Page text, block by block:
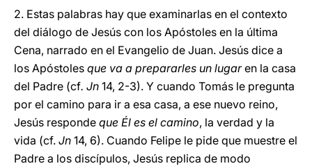
2. Estas palabras hay que examinarlas en el contexto
del diálogo de Jesús con los Apóstoles en la última
Cena, narrado en el Evangelio de Juan. Jesús dice a
los Apóstoles que va a prepararles un lugaren la casa
del Padre (cf. Jn 14, 2-3). Y cuando Tomás le pregunta
por el camino para ir a esa casa, a ese nuevo reino,
Jesús responde que Él es el camino, la verdad y la
vida (cf. Jn 14, 6). Cuando Felipe le pide que muestre el
Padre a los discípulos, Jesús replica de modo